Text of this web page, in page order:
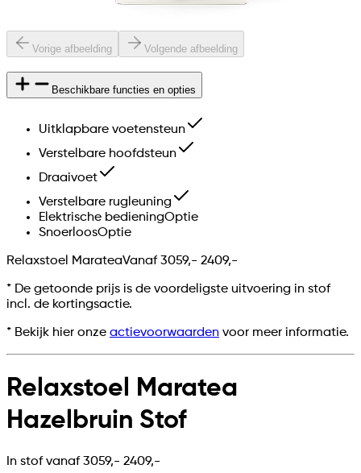
Vorige afbeelding Volgende afbeelding
Beschikbare functies en opties
Uitklapbare voetensteun
Verstelbare hoofdsteun
Draaivoet
Verstelbare rugleuning
Elektrische bedieningOptie
SnoerloosOptie
Relaxstoel MarateaVanaf 3059,- 2409,-
* De getoonde prijs is de voordeligste uitvoering in stof
incl. de kortingsactie.
* Bekijk hier onze actievoorwaarden voor meer informatie.
Relaxstoel Maratea
Hazelbruin Stof
In stof vanaf 3059,- 2409,-